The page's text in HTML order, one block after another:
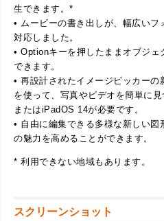
生できます。*
• ムービーの書き出しが、幅広いフ
対応しました。
• Optionキーを押したままオブジ
できます。
• 再設計されたイメージピッカー
を使って、写真やビデオを簡単に
またはiPadOS 14が必要です。
• 自由に編集できる多様な新しい図
の魅力を高めることができます。
* 利用できない地域もあります。
スクリーンショット